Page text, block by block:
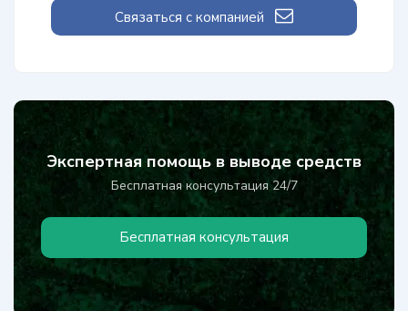
Связаться с компанией
Экспертная помощь в выводе средств
Бесплатная консультация 24/7
Бесплатная консультация